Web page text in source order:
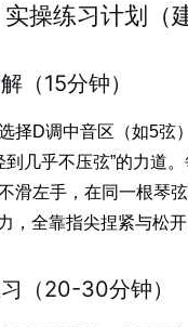
操练习计划（
（15分钟）
选择D调中音区（如5弦
几乎不压弦”的力道
不滑左手，在同一根琴
，全靠指尖捏紧与松
（20-30分钟）